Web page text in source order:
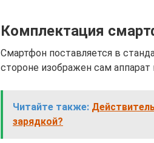
Комплектация
Смартфон поставляется в
стороне изображен сам аппарат
Читайте также:
зарядкой?